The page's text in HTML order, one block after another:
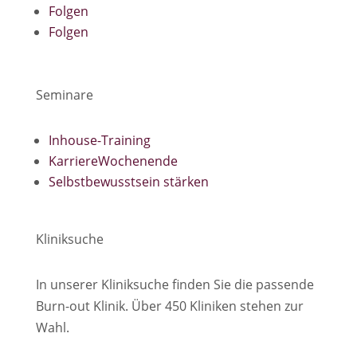
Folgen
Folgen
Seminare
Inhouse-Training
KarriereWochenende
Selbstbewusstsein stärken
Kliniksuche
In unserer Kliniksuche finden Sie die passende
Burn-out Klinik. Über 450 Kliniken stehen zur
Wahl.